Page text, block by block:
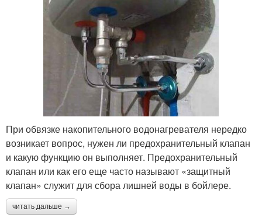
При обвязке накопительного водонагревателя нередко
возникает вопрос, нужен ли предохранительный клапан
и какую функцию он выполняет. Предохранительный
клапан или как его еще часто называют «защитный
клапан» служит для сбора лишней воды в бойлере.
читать дальше →